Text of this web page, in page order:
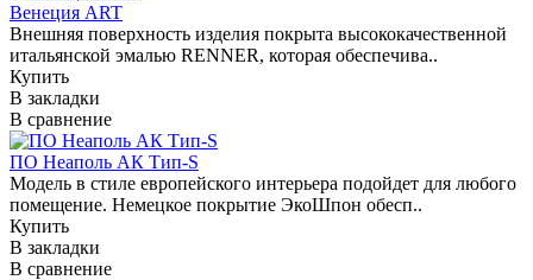
Венеция ART
Внешняя поверхность изделия покрыта высококачественной
итальянской эмалью RENNER, которая обеспечива..
Купить
В закладки
В сравнение
ПО Неаполь АК Тип-S
Модель в стиле европейского интерьера подойдет для любого
помещение. Немецкое покрытие ЭкоШпон обесп..
Купить
В закладки
В сравнение